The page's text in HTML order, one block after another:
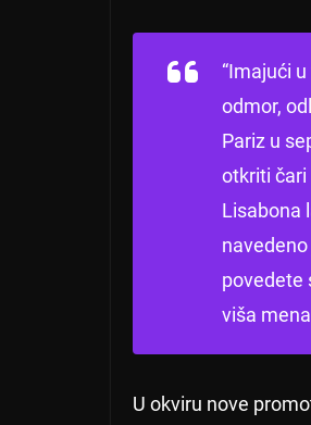
“Imajući
odmor,
Pariz u
otkriti čari
Lisabona
povedete
viša
U okviru nove